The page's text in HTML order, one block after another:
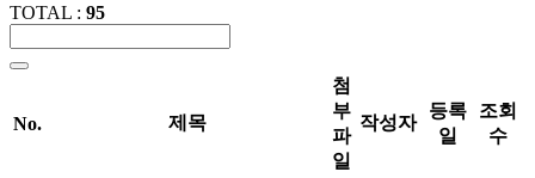
TOTAL : 95
No. 제목
첨
부
파
일
작성자
등록
일
조회
수